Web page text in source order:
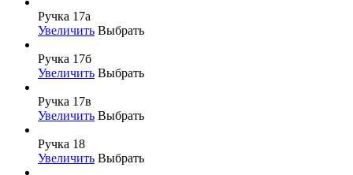
Ручка 17а
Увеличить Выбрать
Ручка 17б
Увеличить Выбрать
Ручка 17в
Увеличить Выбрать
Ручка 18
Увеличить Выбрать